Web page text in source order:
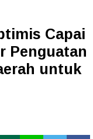
Capai
Penguatan
untuk